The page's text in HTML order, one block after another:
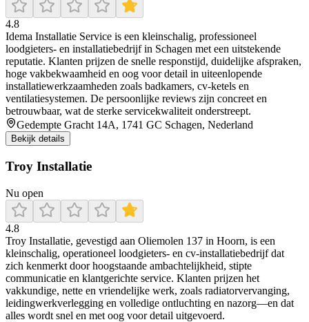
4.8
Idema Installatie Service is een kleinschalig, professioneel
loodgieters- en installatiebedrijf in Schagen met een uitstekende
reputatie. Klanten prijzen de snelle responstijd, duidelijke afspraken,
hoge vakbekwaamheid en oog voor detail in uiteenlopende
installatiewerkzaamheden zoals badkamers, cv-ketels en
ventilatiesystemen. De persoonlijke reviews zijn concreet en
betrouwbaar, wat de sterke servicekwaliteit onderstreept.
Gedempte Gracht 14A, 1741 GC Schagen, Nederland
Bekijk details
Troy Installatie
Nu open
4.8
Troy Installatie, gevestigd aan Oliemolen 137 in Hoorn, is een
kleinschalig, operationeel loodgieters- en cv-installatiebedrijf dat
zich kenmerkt door hoogstaande ambachtelijkheid, stipte
communicatie en klantgerichte service. Klanten prijzen het
vakkundige, nette en vriendelijke werk, zoals radiatorvervanging,
leidingwerkverlegging en volledige ontluchting en nazorg—en dat
alles wordt snel en met oog voor detail uitgevoerd.